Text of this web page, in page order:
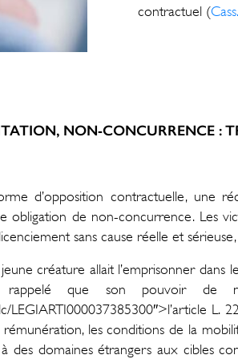
contractuel (
NON-CONCURRENCE :
d’opposition contractuelle, une
de non-concurrence. Les
sans cause réelle et
créature allait l’emprisonner dans
que son pouvoir de
les conditions de la
des domaines étrangers aux cibles